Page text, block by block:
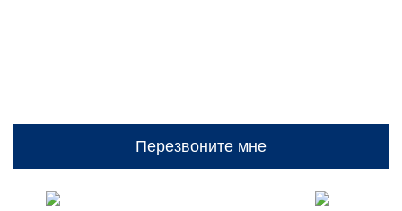
Перезвоните мне